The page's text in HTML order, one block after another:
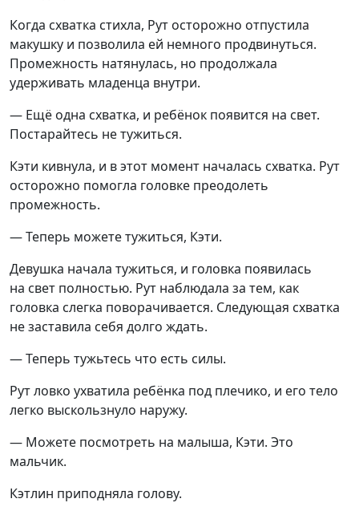
Когда схватка стихла, Рут осторожно отпустила
макушку и позволила ей немного продвинуться.
Промежность натянулась, но продолжала
удерживать младенца внутри.
— Ещё одна схватка, и ребёнок появится на свет.
Постарайтесь не тужиться.
Кэти кивнула, и в этот момент началась схватка. Рут
осторожно помогла головке преодолеть
промежность.
— Теперь можете тужиться, Кэти.
Девушка начала тужиться, и головка появилась
на свет полностью. Рут наблюдала за тем, как
головка слегка поворачивается. Следующая схватка
не заставила себя долго ждать.
— Теперь тужьтесь что есть силы.
Рут ловко ухватила ребёнка под плечико, и его тело
легко выскользнуло наружу.
— Можете посмотреть на малыша, Кэти. Это
мальчик.
Кэтлин приподняла голову.